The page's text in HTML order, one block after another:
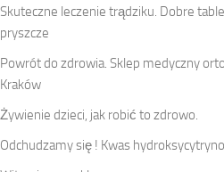
Skuteczne leczenie trądziku. Dobre
pryszcze
Powrót do zdrowia. Sklep medyczny
Kraków
Żywienie dzieci, jak robić to zdrowo.
Odchudzamy się ! Kwas